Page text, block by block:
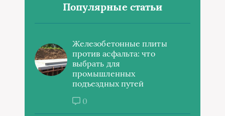
Популярные статьи
Железобетонные плиты
против асфальта: что
выбрать для
промышленных
подъездных путей
0